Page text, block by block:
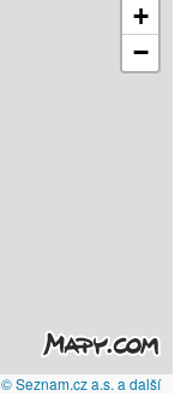
+
−
© Seznam.cz a.s. a další